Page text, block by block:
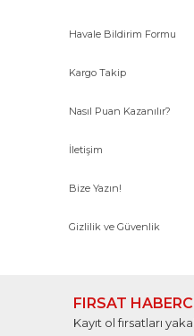
Havale Bildirim Formu
Kargo Takip
Nasıl Puan Kazanılır?
İletişim
Bize Yazın!
Gizlilik ve Güvenlik
FIRSAT
Kayıt ol fırsatları